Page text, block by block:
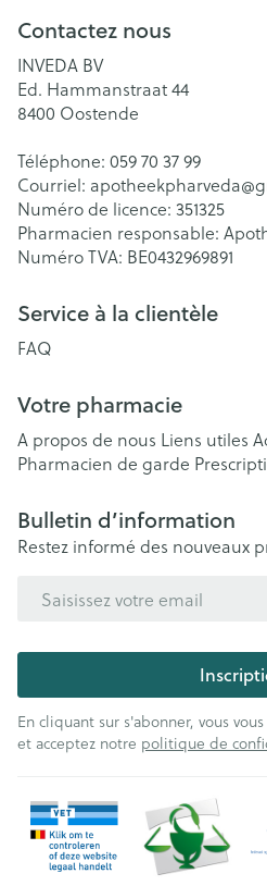
Contactez nous
INVEDA BV
Ed. Hammanstraat 44
8400 Oostende
Téléphone: 059 70 37 99
Courriel: apotheekpharveda@
Numéro de licence: 351325
Pharmacien responsable:
Numéro TVA: BE0432969891
Service à la clientèle
FAQ
Votre pharmacie
A propos de nous Liens utiles
Pharmacien de garde
Bulletin d’information
Restez informé des nouveaux
En cliquant sur s'abonner, vous
et acceptez notre politique de